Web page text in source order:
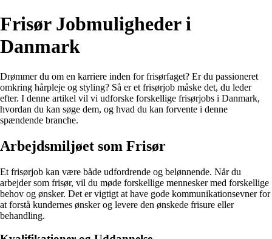
Frisør Jobmuligheder i
Danmark
Drømmer du om en karriere inden for frisørfaget? Er du passioneret
omkring hårpleje og styling? Så er et frisørjob måske det, du leder
efter. I denne artikel vil vi udforske forskellige frisørjobs i Danmark,
hvordan du kan søge dem, og hvad du kan forvente i denne
spændende branche.
Arbejdsmiljøet som Frisør
Et frisørjob kan være både udfordrende og belønnende. Når du
arbejder som frisør, vil du møde forskellige mennesker med forskellige
behov og ønsker. Det er vigtigt at have gode kommunikationsevner for
at forstå kundernes ønsker og levere den ønskede frisure eller
behandling.